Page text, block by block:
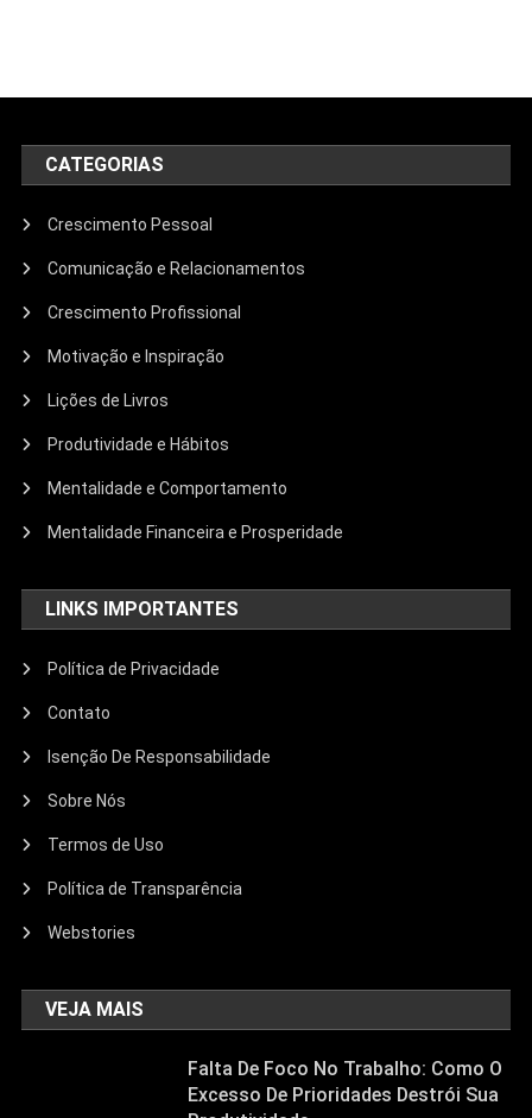
CATEGORIAS
Crescimento Pessoal
Comunicação e Relacionamentos
Crescimento Profissional
Motivação e Inspiração
Lições de Livros
Produtividade e Hábitos
Mentalidade e Comportamento
Mentalidade Financeira e Prosperidade
LINKS IMPORTANTES
Política de Privacidade
Contato
Isenção De Responsabilidade
Sobre Nós
Termos de Uso
Política de Transparência
Webstories
VEJA MAIS
Falta De Foco No Trabalho: Como O
Excesso De Prioridades Destrói Sua